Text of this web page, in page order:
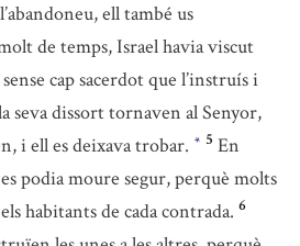
ell també us
de temps, Israel havia viscut
cap sacerdot que l’instruís i
seva dissort tornaven al Senyor,
i ell es deixava trobar. * 5 En
podia moure segur, perquè molts
habitants de cada contrada. 6